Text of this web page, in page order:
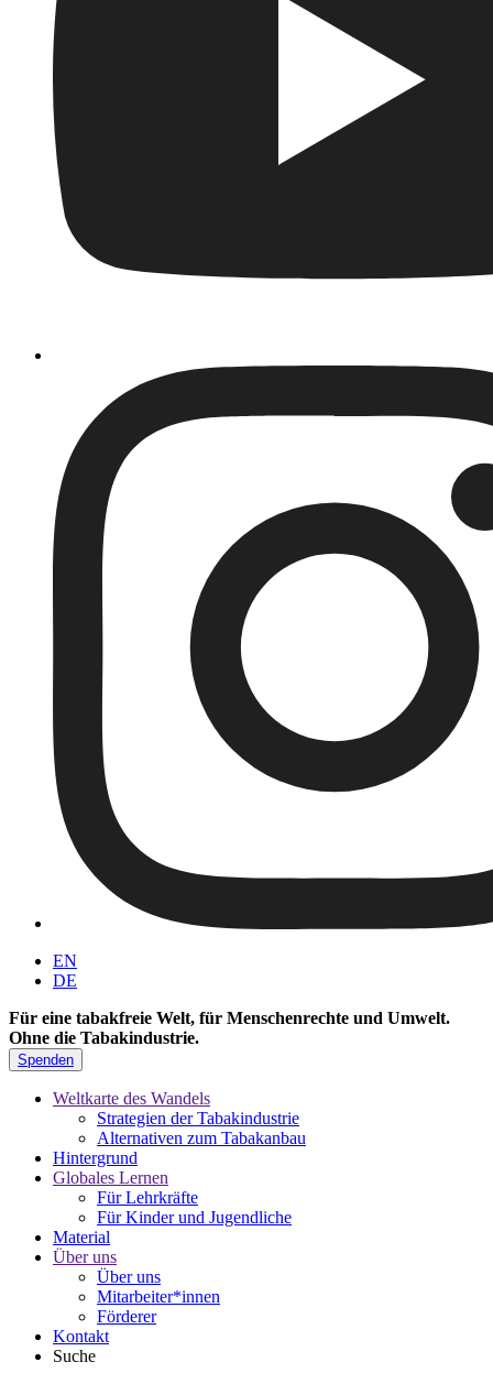
EN
DE
Für eine tabakfreie Welt, für Menschenrechte und Umwelt.
Ohne die Tabakindustrie.
Spenden
Weltkarte des Wandels
Strategien der Tabakindustrie
Alternativen zum Tabakanbau
Hintergrund
Globales Lernen
Für Lehrkräfte
Für Kinder und Jugendliche
Material
Über uns
Über uns
Mitarbeiter*innen
Förderer
Kontakt
Suche